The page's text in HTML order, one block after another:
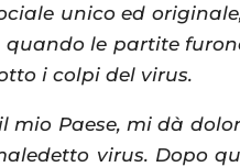
unico ed
quando le partite
i colpi del virus.
mio Paese, mi dà
virus. Dopo